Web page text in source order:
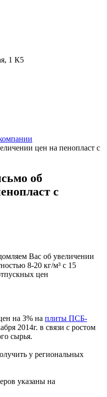
1 К5
цен на пенопласт с
об
с
Вас об увеличении
8-20 кг/м³ с 15
цен
на 3% на плиты ПСБ-
2014г. в связи с ростом
сырья.
у региональных
указаны на